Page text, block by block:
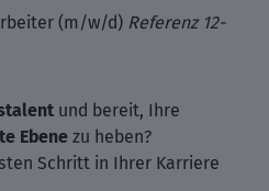
(m/w/d) Referenz 12-
und bereit, Ihre
Ebene zu heben?
Schritt in Ihrer Karriere